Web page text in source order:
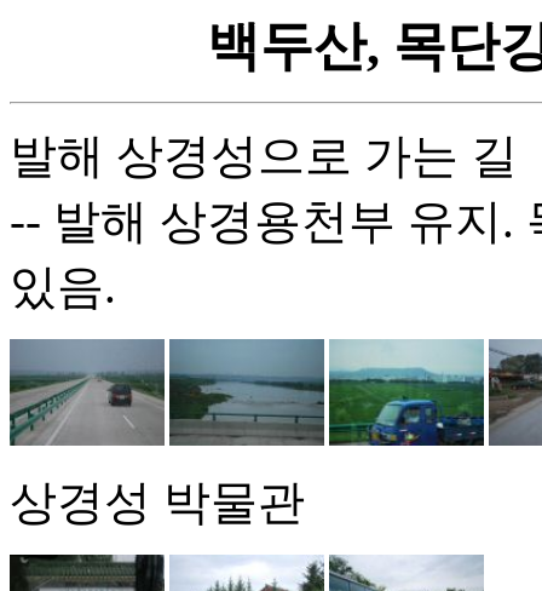
백두산, 목단
발해 상경성으로 가는 길
-- 발해 상경용천부 유지.
있음.
상경성 박물관